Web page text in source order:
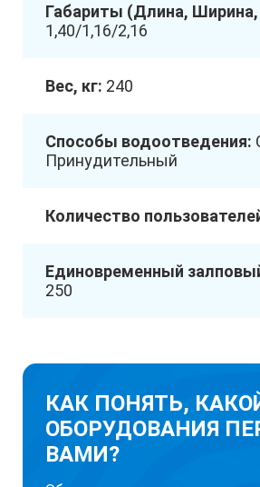
Габариты (Длина,
1,40/1,16/2,16
Вес, кг: 240
Способы водоотведения:
Принудительный
Количество
Единовременный
250
КАК ПОНЯТЬ,
ОБОРУДОВАНИЯ
ВАМИ?